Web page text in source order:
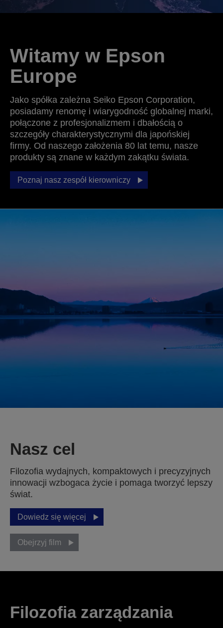
Witamy w Epson
Europe
Jako spółka zależna Seiko Epson Corporation,
posiadamy renomę i wiarygodność globalnej marki,
połączone z profesjonalizmem i dbałością o
szczegóły charakterystycznymi dla japońskiej
firmy. Od naszego założenia 80 lat temu, nasze
produkty są znane w każdym zakątku świata.
Poznaj nasz zespół kierowniczy
Nasz cel
Filozofia wydajnych, kompaktowych i precyzyjnych
innowacji wzbogaca życie i pomaga tworzyć lepszy
świat.
Dowiedz się więcej
Obejrzyj film
Filozofia zarządzania